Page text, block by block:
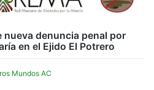
nueva denuncia penal por
en el Ejido El Potrero
Mundos AC